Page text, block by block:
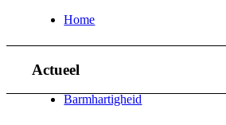
Home
Barmhartigheid
Actueel